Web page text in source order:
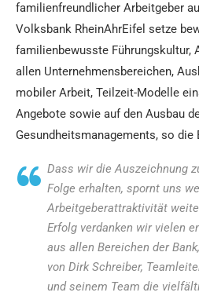
familienfreundlicher Arbeitgeber
Volksbank RheinAhrEifel setze
familienbewusste
allen Unternehmensbereichen,
mobiler Arbeit, Teilzeit-Modelle
Angebote sowie auf den Ausbau
Gesundheitsmanagements, so die
Dass wir die Auszeichnung
Folge erhalten, spornt uns
Arbeitgeberattraktivität
Erfolg verdanken wir vielen
aus allen Bereichen der
von Dirk Schreiber,
und seinem Team die